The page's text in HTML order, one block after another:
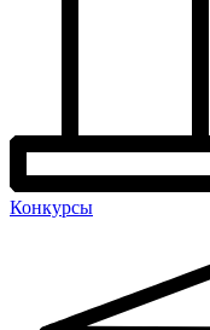
Конкурсы